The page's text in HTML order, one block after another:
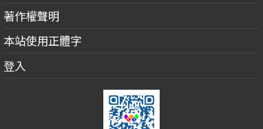
著作權聲明
本站使用正體字
登入